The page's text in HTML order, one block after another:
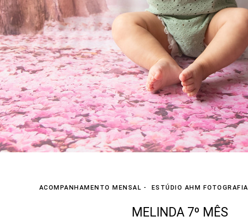
ACOMPANHAMENTO MENSAL ESTÚDIO AHM FOTOGRAFIA
MELINDA 7º MÊS